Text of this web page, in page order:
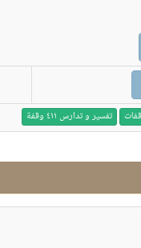
تفسير و تدارس ٤١١ وقفة